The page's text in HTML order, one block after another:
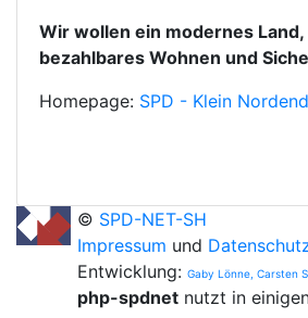
Wir wollen ein modernes
bezahlbares Wohnen und
Homepage: SPD - Klein
© SPD-NET-SH
Impressum und
Entwicklung: Gaby Lönne, Carsten
php-spdnet nutzt in